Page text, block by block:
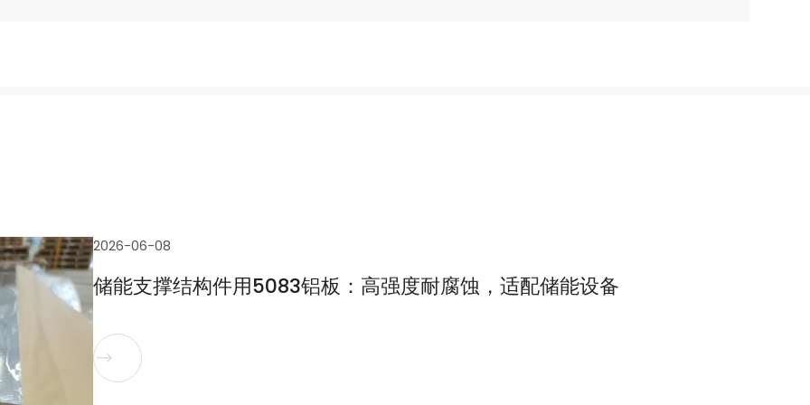
2026-06-08
储能支撑结构件用5083铝板：高强度耐腐蚀，适配储能设备
